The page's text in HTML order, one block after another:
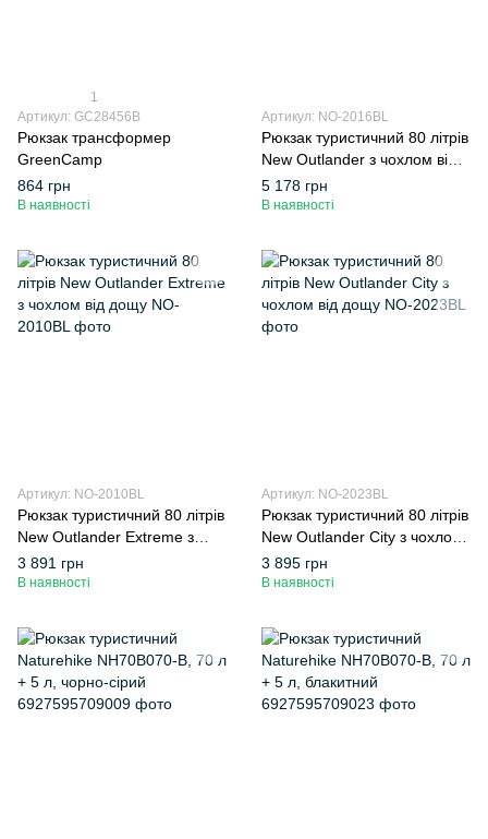
1
Артикул: GC28456B
Рюкзак трансформер
GreenCamp
864 грн
В наявності
Артикул: NO-2016BL
Рюкзак туристичний 80 літрів
New Outlander з чохлом від
дощу
5 178 грн
В наявності
Артикул: NO-2010BL
Рюкзак туристичний 80 літрів
New Outlander Extreme з
чохлом від дощу
3 891 грн
В наявності
Артикул: NO-2023BL
Рюкзак туристичний 80 літрів
New Outlander City з чохлом
від дощу
3 895 грн
В наявності